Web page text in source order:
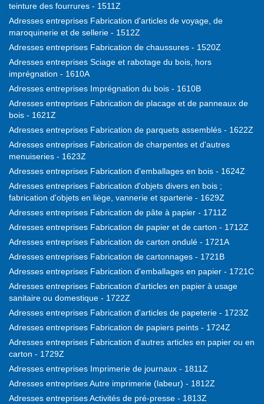
teinture des fourrures - 1511Z
Adresses entreprises Fabrication d'articles de voyage, de
maroquinerie et de sellerie - 1512Z
Adresses entreprises Fabrication de chaussures - 1520Z
Adresses entreprises Sciage et rabotage du bois, hors
imprégnation - 1610A
Adresses entreprises Imprégnation du bois - 1610B
Adresses entreprises Fabrication de placage et de panneaux de
bois - 1621Z
Adresses entreprises Fabrication de parquets assemblés - 1622Z
Adresses entreprises Fabrication de charpentes et d'autres
menuiseries - 1623Z
Adresses entreprises Fabrication d'emballages en bois - 1624Z
Adresses entreprises Fabrication d'objets divers en bois ;
fabrication d'objets en liège, vannerie et sparterie - 1629Z
Adresses entreprises Fabrication de pâte à papier - 1711Z
Adresses entreprises Fabrication de papier et de carton - 1712Z
Adresses entreprises Fabrication de carton ondulé - 1721A
Adresses entreprises Fabrication de cartonnages - 1721B
Adresses entreprises Fabrication d'emballages en papier - 1721C
Adresses entreprises Fabrication d'articles en papier à usage
sanitaire ou domestique - 1722Z
Adresses entreprises Fabrication d'articles de papeterie - 1723Z
Adresses entreprises Fabrication de papiers peints - 1724Z
Adresses entreprises Fabrication d'autres articles en papier ou en
carton - 1729Z
Adresses entreprises Imprimerie de journaux - 1811Z
Adresses entreprises Autre imprimerie (labeur) - 1812Z
Adresses entreprises Activités de pré-presse - 1813Z